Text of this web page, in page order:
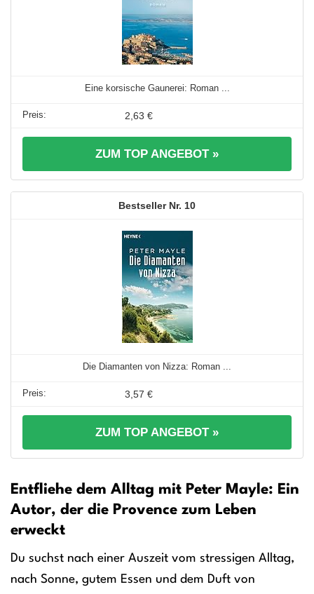
Eine korsische Gaunerei: Roman ...
2,63 €
ZUM TOP ANGEBOT »
10
Die Diamanten von Nizza: Roman ...
3,57 €
ZUM TOP ANGEBOT »
Entfliehe dem Alltag mit Peter Mayle: Ein
Autor, der die Provence zum Leben
erweckt
Du suchst nach einer Auszeit vom stressigen Alltag,
nach Sonne, gutem Essen und dem Duft von